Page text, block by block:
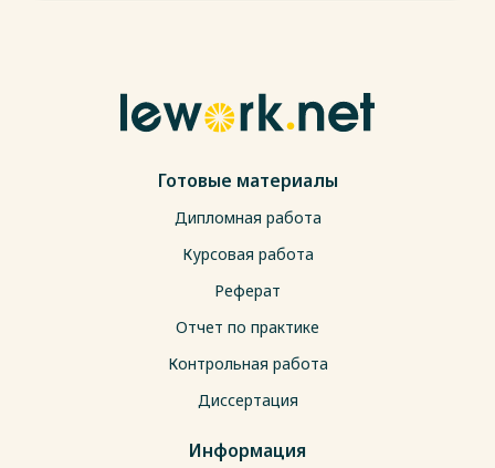
Готовые материалы
Дипломная работа
Курсовая работа
Реферат
Отчет по практике
Контрольная работа
Диссертация
Информация